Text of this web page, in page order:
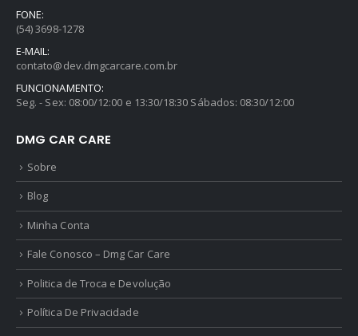
FONE:
(54) 3698-1278
E-MAIL:
contato@dev.dmgcarcare.com.br
FUNCIONAMENTO:
Seg. - Sex: 08:00/12:00 e 13:30/18:30 Sábados: 08:30/12:00
DMG CAR CARE
Sobre
Blog
Minha Conta
Fale Conosco – Dmg Car Care
Politica de Troca e Devolução
Política De Privacidade